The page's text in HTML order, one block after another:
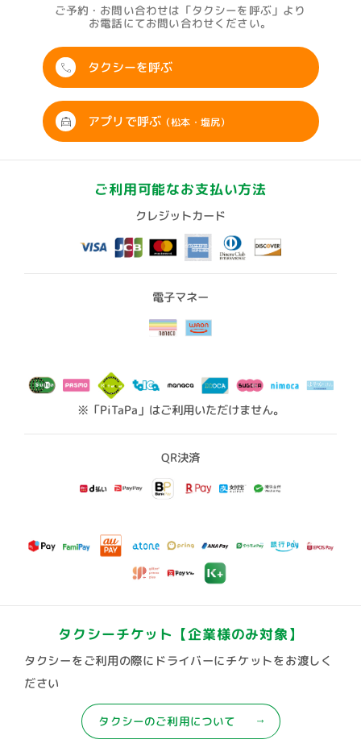
ご予約・お問い合わせは「タクシーを呼ぶ」より
お電話にてお問い合わせください。
タクシーを呼ぶ
アプリで呼ぶ（松本・塩尻）
ご利用可能なお支払い方法
クレジットカード
電子マネー
※「PiTaPa」はご利用いただけません。
QR決済
タクシーチケット 【企業様のみ対象】
タクシーをご利用の際にドライバーにチケットをお渡しく
ださい
タクシーのご利用について